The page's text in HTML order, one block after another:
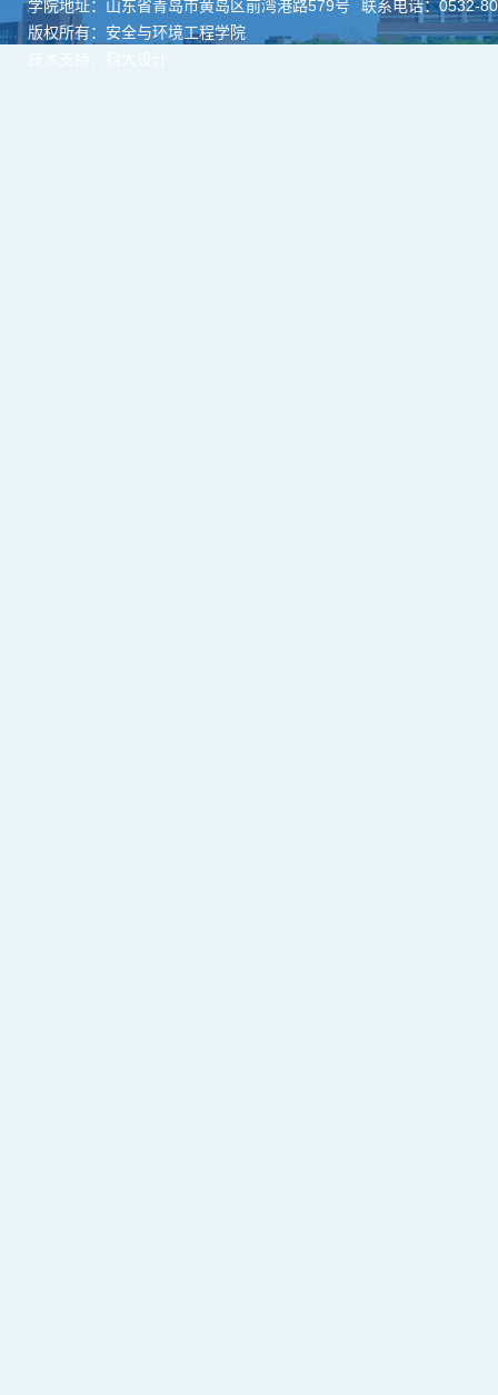
学院地址：山东省青岛市黄岛区前湾港路579号
联系电话：0532-
版权所有：安全与环境工程学院